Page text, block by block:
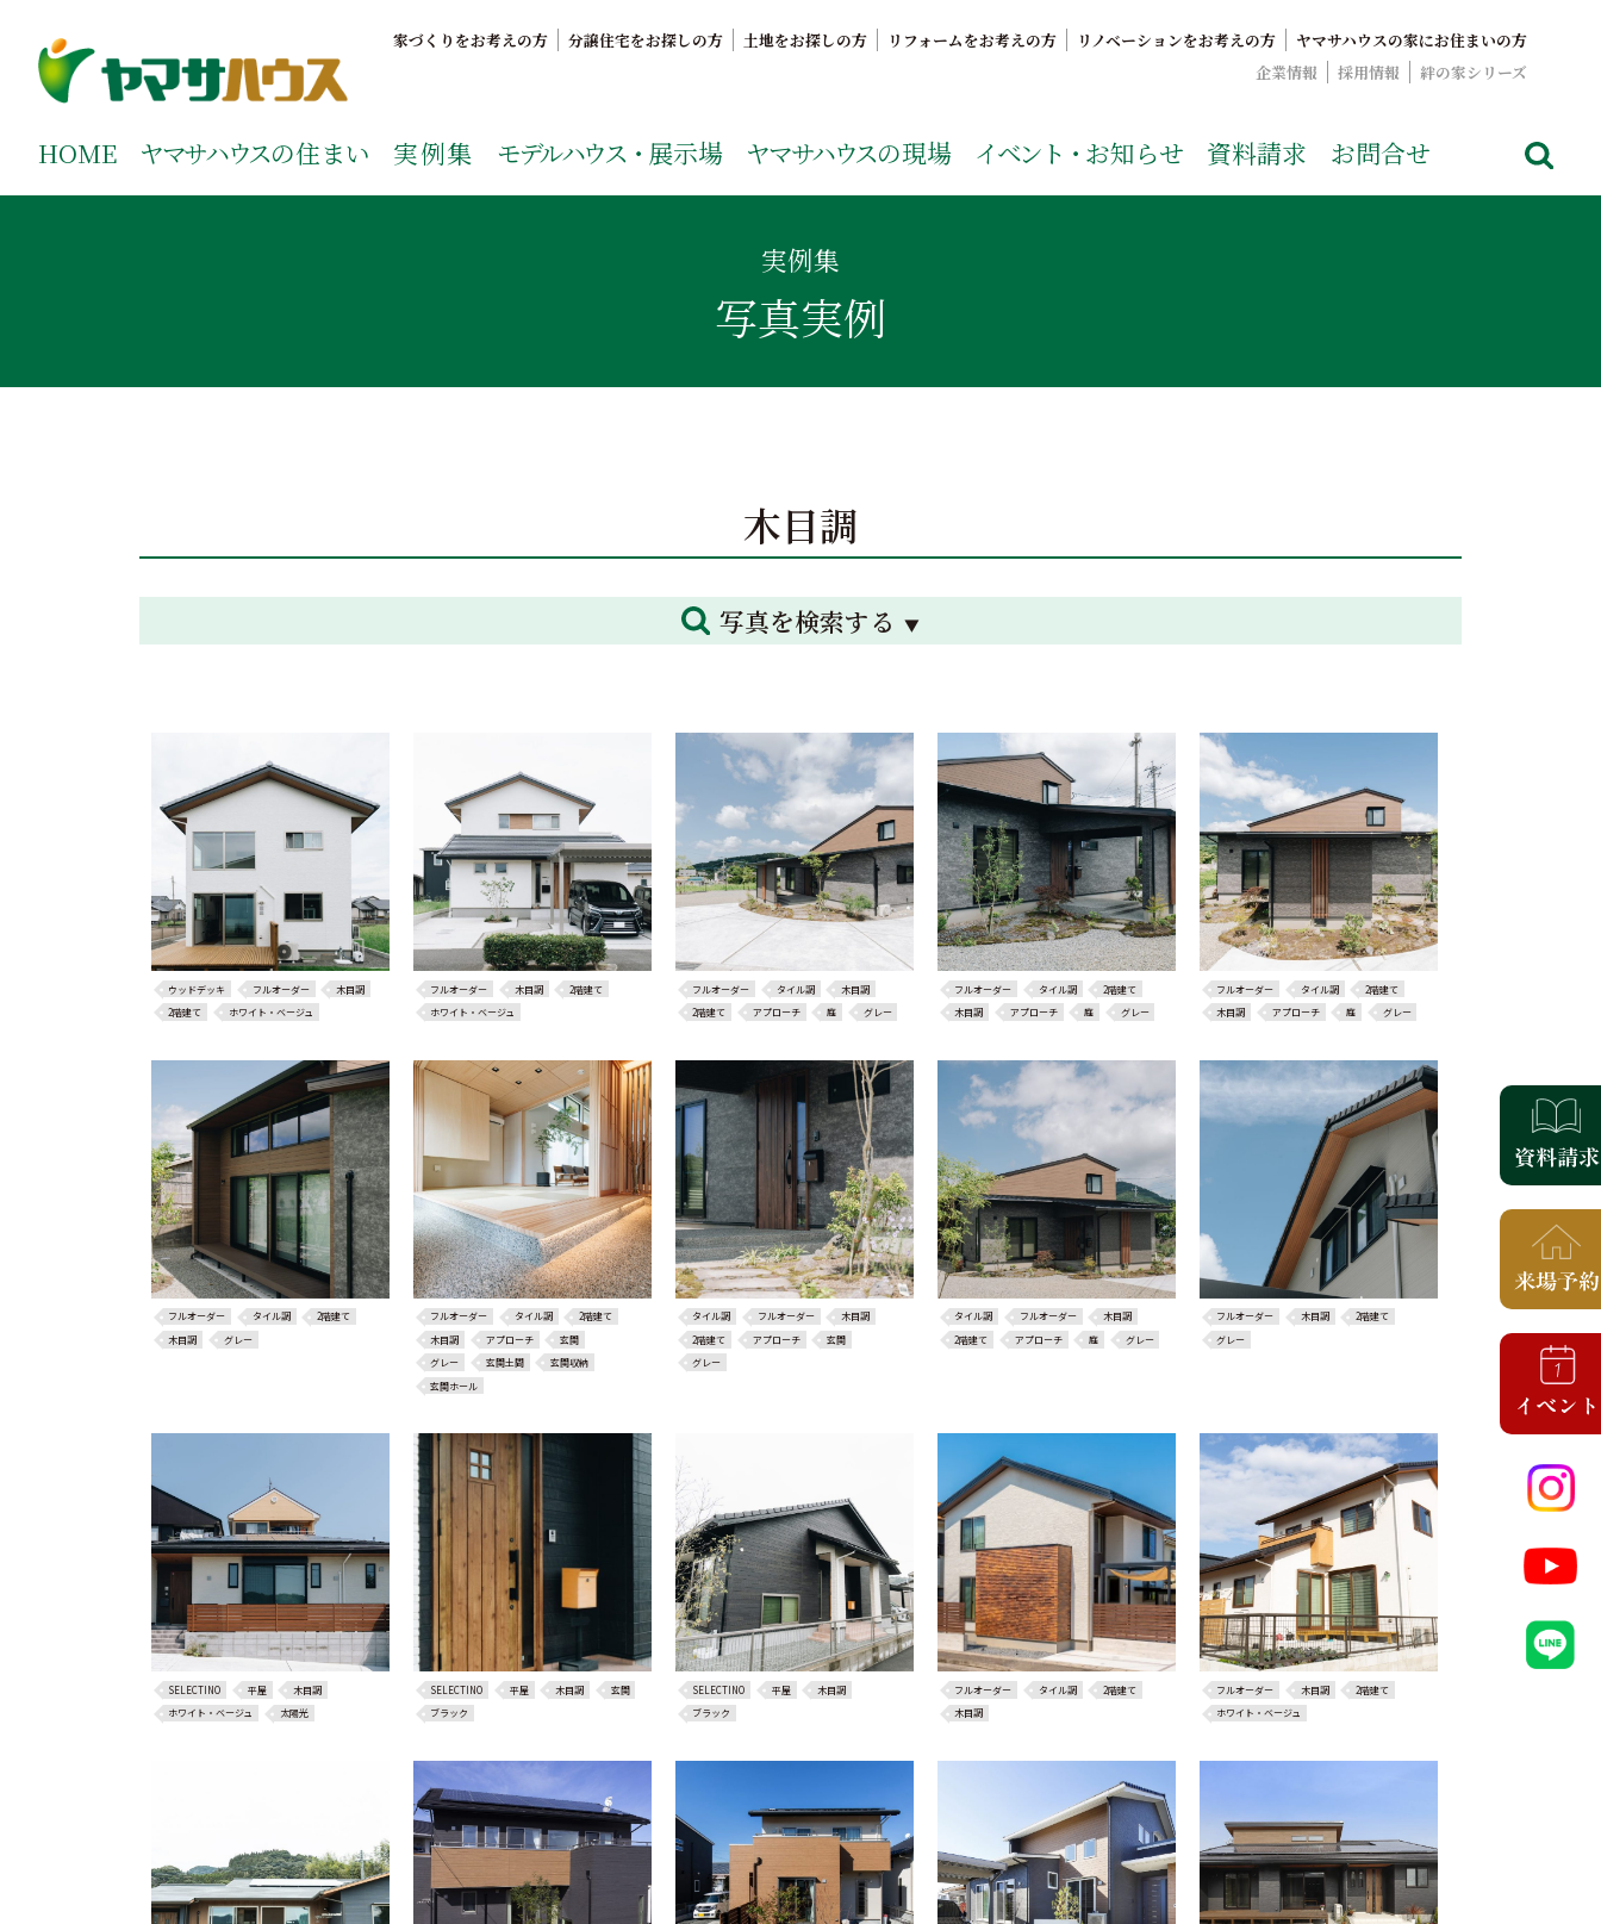
ご覧ください。
家づくりをお考えの方 分譲住宅をお探しの方 土地をお探しの方 リフォームをお考えの方 リノベーションをお考えの方
ヤマサハウスの家にお住まいの方
企業情報
採用情報 絆の家シリーズ
HOME ヤマサハウスの住まい 実例集 モデルハウス・ 展示場 ヤマサハウスの現場 イベント・ お知らせ 資料請求 お問合せ
実例集
写真実例
木目調
写真を検索する
ウッドデッキ フルオーダー
木目調
2階建て
ホワイト・ベージュ
フルオーダー 木目調
2階建て
ホワイト・ベージュ
フルオーダー タイル調
木目調
2階建て
アプローチ 庭 グレー
フルオーダー タイル調
2階建て
木目調
アプローチ 庭 グレー
フルオーダー タイル調
2階建て
木目調
アプローチ 庭 グレー
フルオーダー タイル調
2階建て
木目調
グレー
フルオーダー タイル調
2階建て
木目調
アプローチ
玄関
グレー
玄関土間
玄関収納
玄関ホール
タイル調 フルオーダー
木目調
2階建て
アプローチ
玄関
グレー
タイル調 フルオーダー
木目調
2階建て
アプローチ 庭 グレー
フルオーダー 木目調
2階建て
グレー
SELECTINO 平屋
木目調
ホワイト・ベージュ
太陽光
SELECTINO 平屋 木目調
玄関
ブラック
SELECTINO 平屋
木目調
ブラック
フルオーダー タイル調
2階建て
木目調
フルオーダー 木目調
2階建て
ホワイト・ベージュ